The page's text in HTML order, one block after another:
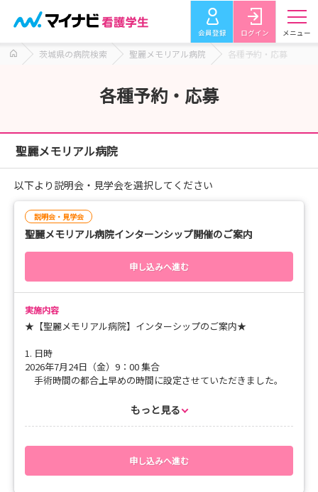
会員登録 ログイン メニュー
茨城県の病院検索 聖麗メモリアル病院 各種予約・応募
各種予約・応募
聖麗メモリアル病院
以下より説明会・見学会を選択してください
説明会・見学会
聖麗メモリアル病院インターンシップ開催のご案内
申し込みへ進む
実施内容
★【聖麗メモリアル病院】インターシップのご案内★
1. 日時
2026年7月24日（金）9：00 集合
手術時間の都合上早めの時間に設定させていただきました。
です」とお声がけください。担当者がお迎えに参ります。
3. 当日のスケジュール（予定）
もっと見る
申し込みへ進む